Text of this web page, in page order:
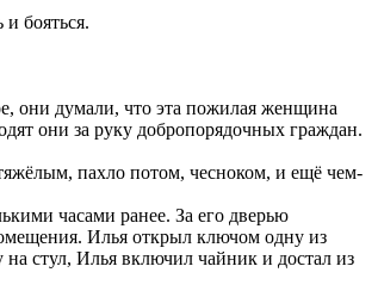
бояться.
они думали, что эта пожилая женщина
они за руку добропорядочных граждан.
пахло потом, чесноком, и ещё чем-
часами ранее. За его дверью
Илья открыл ключом одну из
стул, Илья включил чайник и достал из